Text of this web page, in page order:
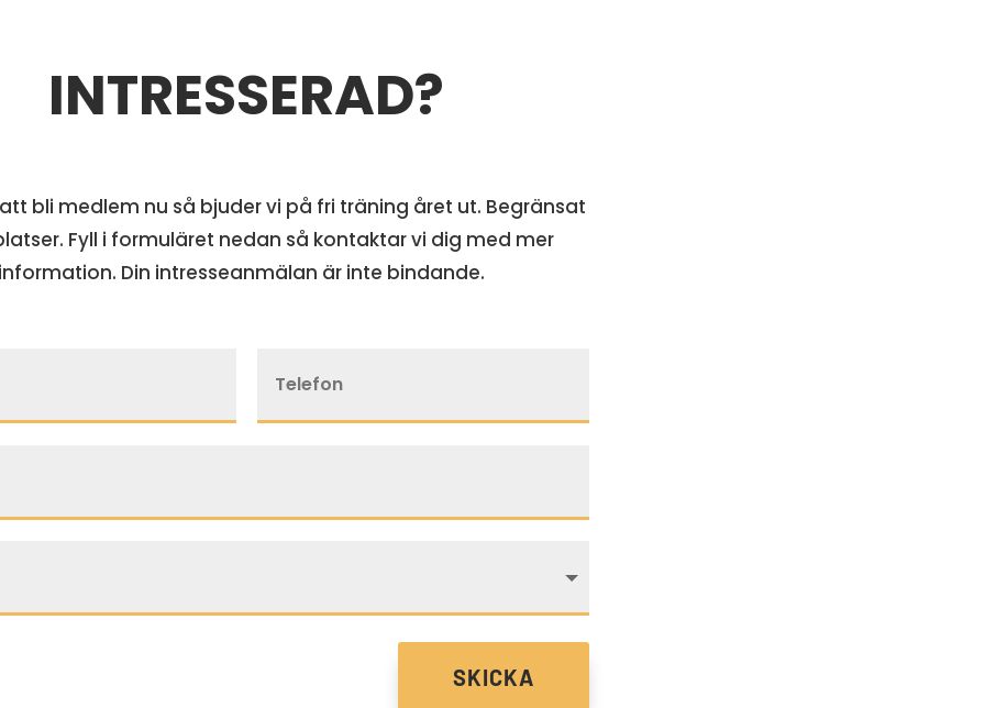
INTRESSERAD?
bli medlem nu så bjuder vi på fri träning året ut. Begränsat
Fyll i formuläret nedan så kontaktar vi dig med mer
Din intresseanmälan är inte bindande.
SKICKA